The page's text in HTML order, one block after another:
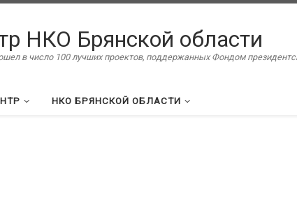
НКО Брянской области
в число 100 лучших проектов, поддержанных Фондом
НКО БРЯНСКОЙ ОБЛАСТИ